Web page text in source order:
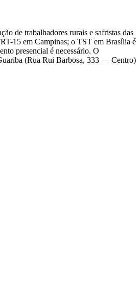
de trabalhadores rurais e safristas das
15 em Campinas; o TST em Brasília é
presencial é necessário. O
(Rua Rui Barbosa, 333 — Centro)